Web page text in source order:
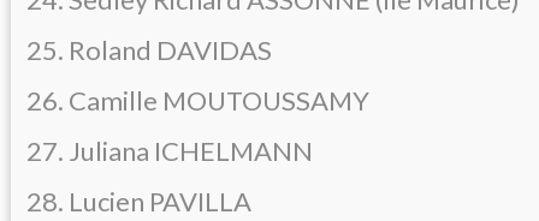
25. Roland DAVIDAS
26. Camille MOUTOUSSAMY
27. Juliana ICHELMANN
28. Lucien PAVILLA